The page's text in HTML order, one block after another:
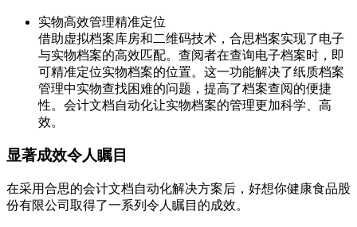
实物高效管理精准定位
借助虚拟档案库房和二维码技术，合思档案实现了电子
与实物档案的高效匹配。查阅者在查询电子档案时，即
可精准定位实物档案的位置。这一功能解决了纸质档案
管理中实物查找困难的问题，提高了档案查阅的便捷
性。会计文档自动化让实物档案的管理更加科学、高
效。
显著成效令人瞩目
在采用合思的会计文档自动化解决方案后，好想你健康食品股
份有限公司取得了一系列令人瞩目的成效。